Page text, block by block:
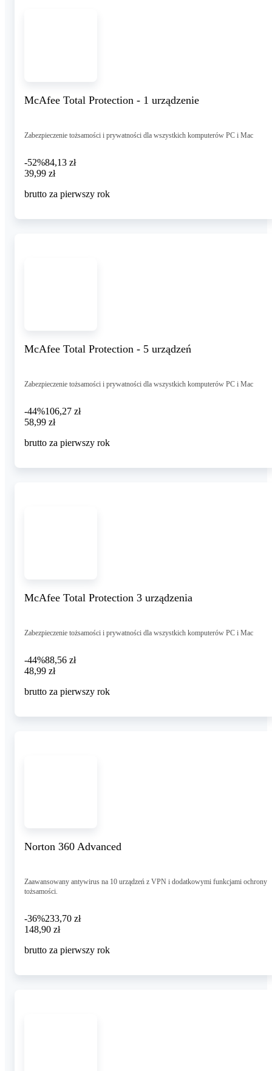
McAfee Total Protection - 1 urządzenie
Zabezpieczenie tożsamości i prywatności dla wszystkich komputerów PC i Mac
-52%84,13 zł
39,99 zł
39,99 zł
brutto za pierwszy rok
McAfee Total Protection - 5 urządzeń
Zabezpieczenie tożsamości i prywatności dla wszystkich komputerów PC i Mac
-44%106,27 zł
58,99 zł
58,99 zł
brutto za pierwszy rok
McAfee Total Protection 3 urządzenia
Zabezpieczenie tożsamości i prywatności dla wszystkich komputerów PC i Mac
-44%88,56 zł
48,99 zł
48,99 zł
brutto za pierwszy rok
Norton 360 Advanced
Zaawansowany antywirus na 10 urządzeń z VPN i dodatkowymi funkcjami ochrony
tożsamości.
-36%233,70 zł
148,90 zł
148,90 zł
brutto za pierwszy rok